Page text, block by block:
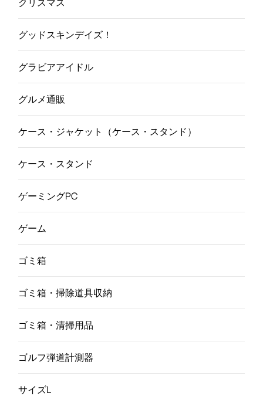
グッドスキンデイズ！
グラビアアイドル
グルメ通販
ケース・ジャケット（ケース・スタンド）
ケース・スタンド
ゲーミングPC
ゲーム
ゴミ箱
ゴミ箱・掃除道具収納
ゴミ箱・清掃用品
ゴルフ弾道計測器
サイズL